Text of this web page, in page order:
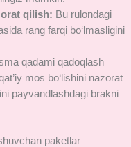
qilish: Bu rulondagi
rang farqi bo‘lmasligini
qadami qadoqlash
mos bo‘lishini nazorat
payvandlashdagi brakni
paketlar